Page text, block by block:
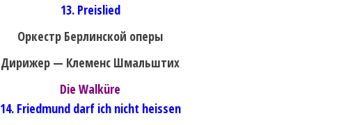
13. Preislied
Оркестр Берлинской оперы
Дирижер — Клеменс Шмальштих
Die Walküre
14. Friedmund darf ich nicht heissen